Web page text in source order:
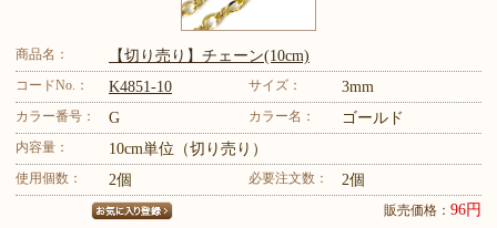
商品名： 【切り売り】チェーン(10cm)
コードNo.： K4851-10 サイズ： 3mm
カラー番号： G カラー名： ゴールド
内容量： 10cm単位（切り売り）
使用個数： 2個 必要注文数： 2個
販売価格： 96円